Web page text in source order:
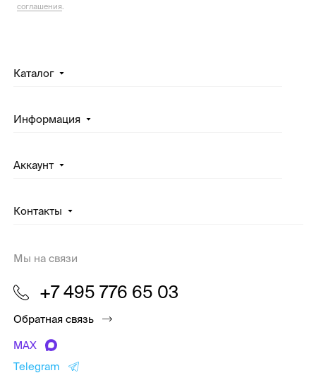
соглашения
Каталог
Информация
Аккаунт
Контакты
Мы на связи
+7 495 776 65 03
Обратная связь
MAX
Telegram